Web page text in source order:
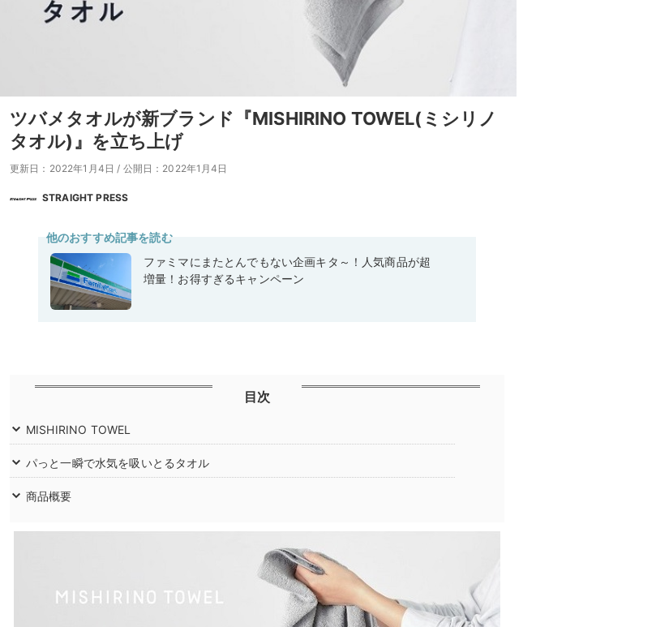
ツバメタオルが新ブランド『MISHIRINO TOWEL(ミシリノ
タオル)』を立ち上げ
更新日：2022年1月4日 / 公開日：2022年1月4日
STRAIGHT PRESS
他のおすすめ記事を読む
ファミマにまたとんでもない企画キタ～！人気商品が超
増量！お得すぎるキャンペーン
目次
MISHIRINO TOWEL
パっと一瞬で水気を吸いとるタオル
商品概要